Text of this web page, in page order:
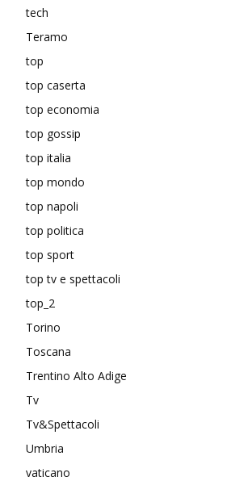
tech
Teramo
top
top caserta
top economia
top gossip
top italia
top mondo
top napoli
top politica
top sport
top tv e spettacoli
top_2
Torino
Toscana
Trentino Alto Adige
Tv
Tv&Spettacoli
Umbria
vaticano